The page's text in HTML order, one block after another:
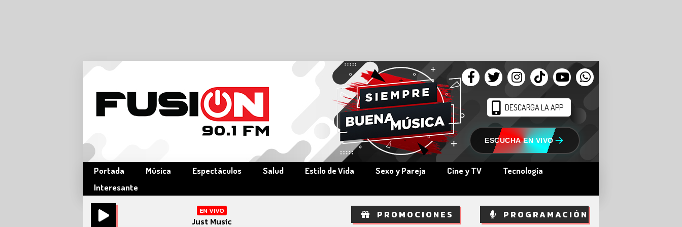
DESCARGA LA APP
ESCUCHA EN VIVO
Portada Música Espectáculos Salud Estilo de Vida Sexo y Pareja Cine y TV
Tecnología
Interesante
EN VIVO
Just Music
PROMOCIONES PROGRAMACIÓN